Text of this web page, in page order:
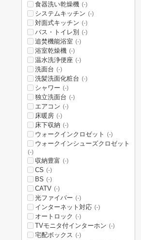
食器洗い乾燥機 (-)
システムキッチン (-)
対面式キッチン (-)
バス・トイレ別 (-)
追焚機能浴室 (-)
浴室乾燥機 (-)
温水洗浄便座 (-)
洗面台 (-)
洗髪洗面化粧台 (-)
シャワー (-)
独立洗面台 (-)
エアコン (-)
床暖房 (-)
床下収納 (-)
ウォークインクロゼット (-)
ウォークインシューズクロゼット
(-)
収納豊富 (-)
CS (-)
BS (-)
CATV (-)
光ファイバー (-)
インターネット対応 (-)
オートロック (-)
TVモニタ付インターホン (-)
宅配ボックス (-)